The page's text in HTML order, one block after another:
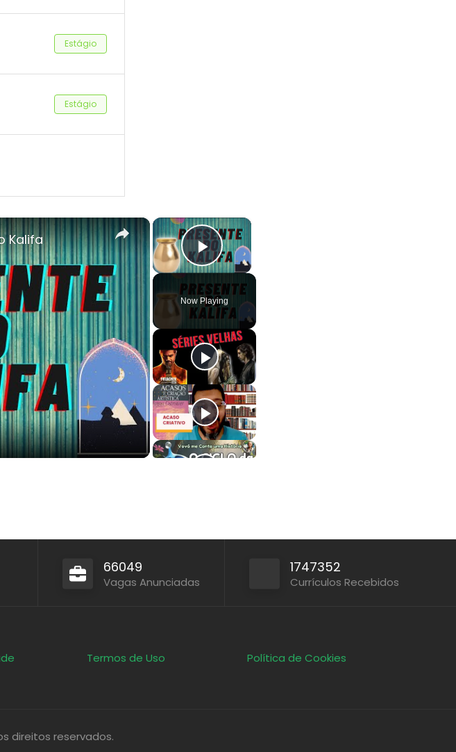
Estágio
Estágio
×
Play Video
Now Playing
×
Kalifa
66049
Vagas Anunciadas
1747352
Currículos Recebidos
Termos de Uso Política de Cookies
direitos reservados.